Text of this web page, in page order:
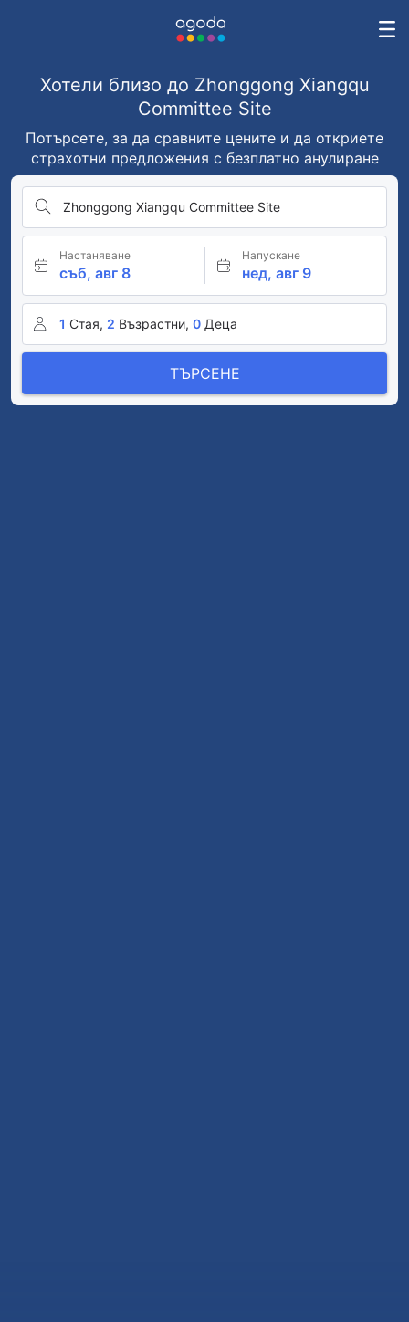
Хотели близо до Zhonggong Xiangqu
Committee Site
Потърсете, за да сравните цените и да откриете
страхотни предложения с безплатно анулиране
Zhonggong Xiangqu Committee Site
Настаняване
съб, авг 8
Напускане
нед, авг 9
1 Стая, 2 Възрастни, 0 Деца
ТЪРСЕНЕ